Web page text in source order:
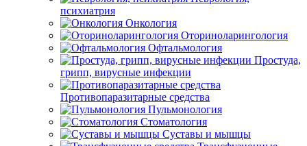
психиатрия
Онкология
Оториноларингология
Офтальмология
Простуда,
грипп, вирусные инфекции
Противопаразитарные средства
Пульмонология
Стоматология
Суставы и мышцы